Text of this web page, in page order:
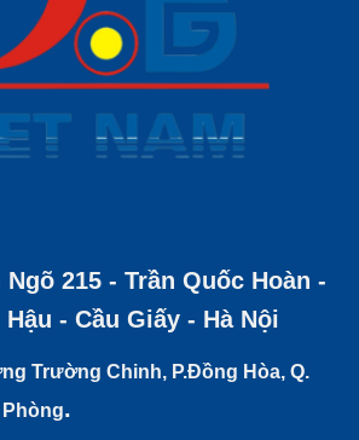
Ngõ 215 - Trần Quốc Hoàn -
Hậu - Cầu Giấy - Hà Nội
Trường Chinh, P.Đồng Hòa, Q.
Phòng.